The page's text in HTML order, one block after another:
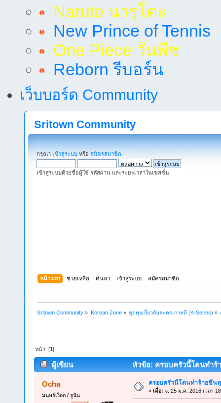
Naruto นารุโตะ
New Prince of Tennis
One Piece วันพีช
Reborn รีบอร์น
เว็บบอร์ด Community
Sritown Community
กรุณา เข้าสู่ระบบ หรือ สมัครสมาชิก
เข้าสู่ระบบด้วยชื่อผู้ใช้ รหัสผ่าน และระยะเวลาในเซสชั่น
หน้าแรก ช่วยเหลือ ค้นหา เข้าสู่ระบบ สมัครสมาชิก
Sritown Community » Korean Zone» พูดคุยเกี่ยวกับละครเกาหลี (K-Series) »
หน้า: [1]
ผู้เขียน หัวข้อ: ครอบครัวนี้โดนทำร้
Ocha
มนุษย์เงือก / จูนิน
ครอบครัวนี้โดนทำร้ายขึ้นทุ
« เมื่อ: จ. 25 ม.ค. 2016 เวลา